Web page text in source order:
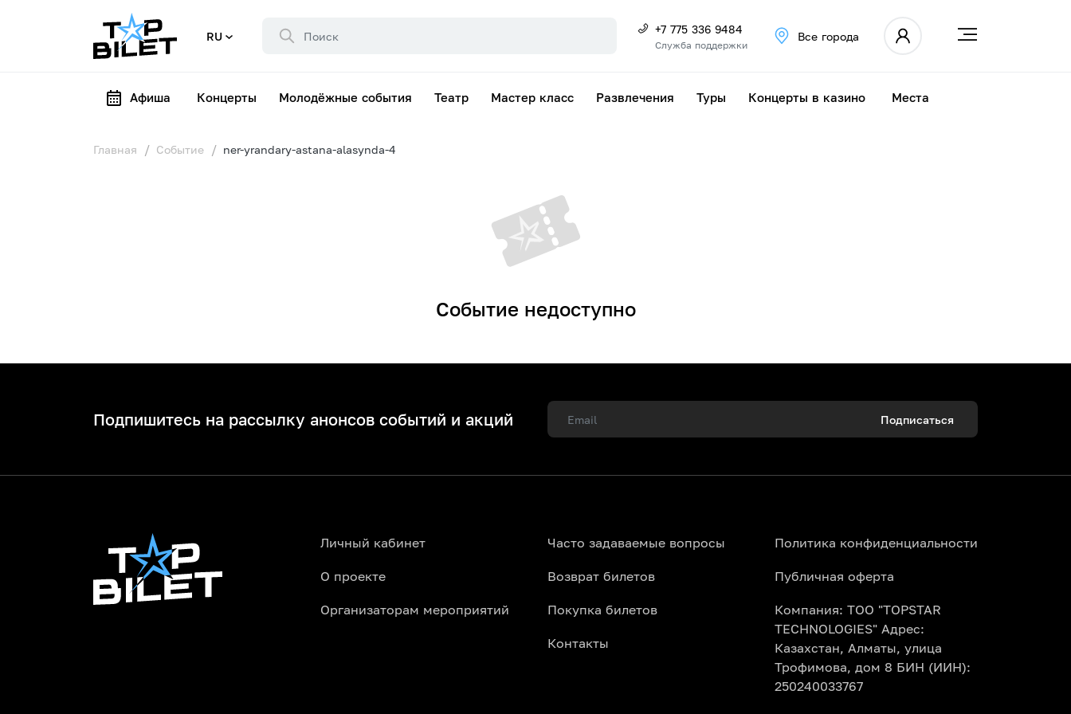
RU +7 775 336 9484
Служба поддержки
Все города
Афиша Концерты Молодёжные события Театр Мастер класс Развлечения Туры Концерты в казино Места
Главная Событие ner-yrandary-astana-alasynda-4
Событие недоступно
Подпишитесь на рассылку анонсов событий и акций Подписаться
Личный кабинет
О проекте
Организаторам мероприятий
Часто задаваемые вопросы
Возврат билетов
Покупка билетов
Контакты
Политика конфиденциальности
Публичная оферта
Компания: ТОО "TOPSTAR
TECHNOLOGIES" Адрес:
Казахстан, Алматы, улица
Трофимова, дом 8 БИН (ИИН):
250240033767